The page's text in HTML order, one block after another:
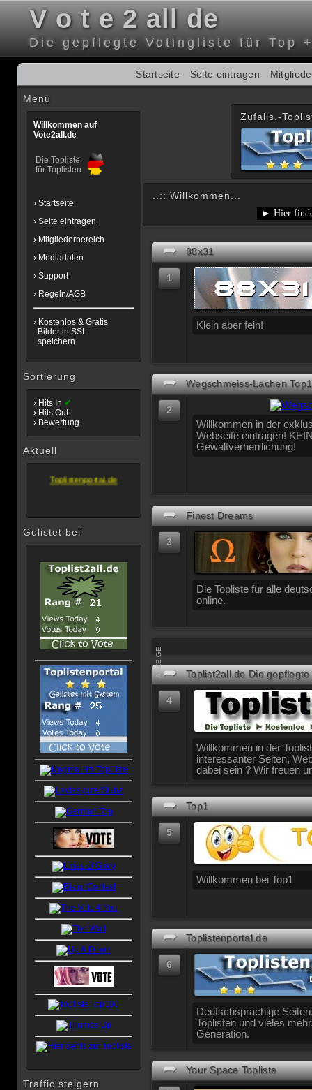
V o t e 2 all de
Die gepflegte Votingliste für Top
Startseite Seite eintragen
Menü
Willkommen auf
Vote2all.de
Die Topliste
für Toplisten
› Startseite
› Seite eintragen
› Mitgliederbereich
› Mediadaten
› Support
› Regeln/AGB
› Kostenlos & Gratis
Bilder in SSL
speichern
Sortierung
› Hits In ✔
› Hits Out
› Bewertung
Aktuell
Wir empfehlen
Unsere Allgemeine
Topliste...
Toplistenportal.de
Gelistet mit System
Gelistet bei
Traffic steigern
Zufalls.-
..:: Willkommen...
➦ 88x31
1
Klein aber fein!
➦ Wegschmeiss-Lachen
2
Willkommen in der
Webseite eintragen!
Gewaltverherrlichung!
➦ Finest Dreams
3
Die Topliste für alle
online.
ANZEIGE➦ Toplist2all.de Die gepflegte
4
Willkommen in der
interessanter Seiten,
dabei sein ? Wir freuen
➦ Top1
5
Willkommen bei Top1
➦ Toplistenportal.de
6
Deutschsprachige
Toplisten und vieles
Generation.
➦ Your Space Topliste